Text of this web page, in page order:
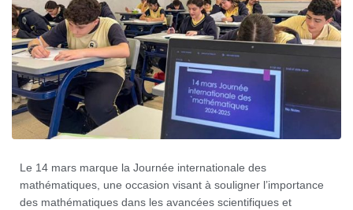
Le 14 mars marque la Journée internationale des
mathématiques, une occasion visant à souligner l’importance
des mathématiques dans les avancées scientifiques et